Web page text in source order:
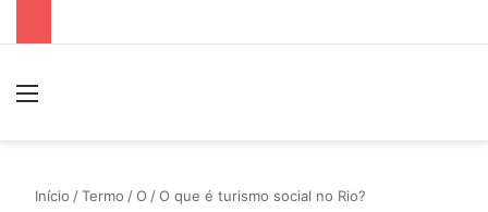
Início /Termo /O /O que é turismo social no Rio?